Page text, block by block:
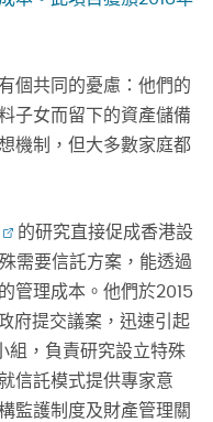
個共同的憂慮：他們的
子女而留下的資產儲備
機制，但大多數家庭都
的研究直接促成香港設
需要信託方案，能透過
管理成本。他們於2015
府提交議案，迅速引起
組，負責研究設立特殊
信託模式提供專家意
監護制度及財產管理關